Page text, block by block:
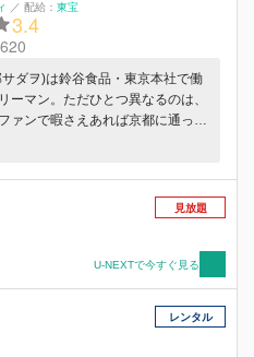
／ 配給： 東宝
3.4
ダヲ)は鈴谷食品・東京本社で働
ーマン。ただひとつ異なるのは、
ァンで暇さえあれば京都に通って
し、舞妓と遊ぶためのお店・お茶
に吉報がもたらされた。念願の京
が決まったのだ！あっさりと、同
沢富士子(柴咲コウ)を捨てて、意
り」という最高峰の壁を乗り越
いでお茶屋デビュー！お座敷での
がり、いざ舞妓との野球拳……とい
したプロ野球選手・内藤貴一郎
座敷から乱入した!!!時を同じくし
見放題
U-NEXTで今すぐ見る
レンタル